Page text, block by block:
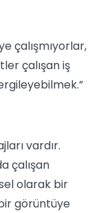
çalışmıyorlar,
çalışan iş
vardır.
çalışan
olarak bir
görüntüye